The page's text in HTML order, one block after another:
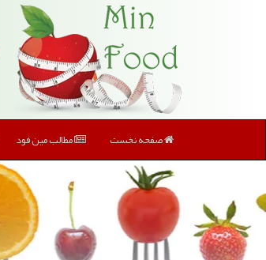
صفحه نخست مطالب مین فود